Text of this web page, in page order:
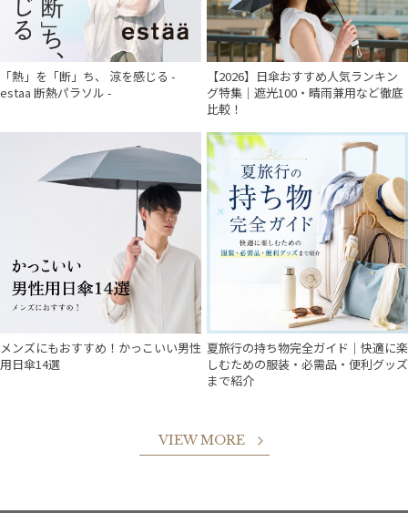
「熱」を「断」ち、 涼を感じる -
estaa 断熱パラソル -
【2026】日傘おすすめ人気ランキン
グ特集｜遮光100・晴雨兼用など徹底
比較！
メンズにもおすすめ！かっこいい男性
用日傘14選
夏旅行の持ち物完全ガイド｜快適に楽
しむための服装・必需品・便利グッズ
まで紹介
VIEW MORE